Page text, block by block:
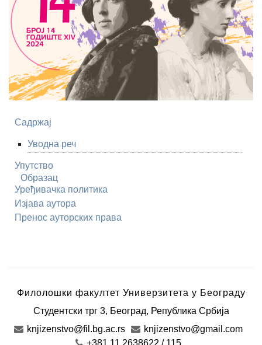
Садржај
Уводна реч
Упутство
Образац
Уређивачка политика
Изјава аутора
Пренос ауторских права
Филолошки факултет Универзитета у Београду
Студентски трг 3, Београд, Република Србија
knjizenstvo@fil.bg.ac.rs
knjizenstvo@gmail.com